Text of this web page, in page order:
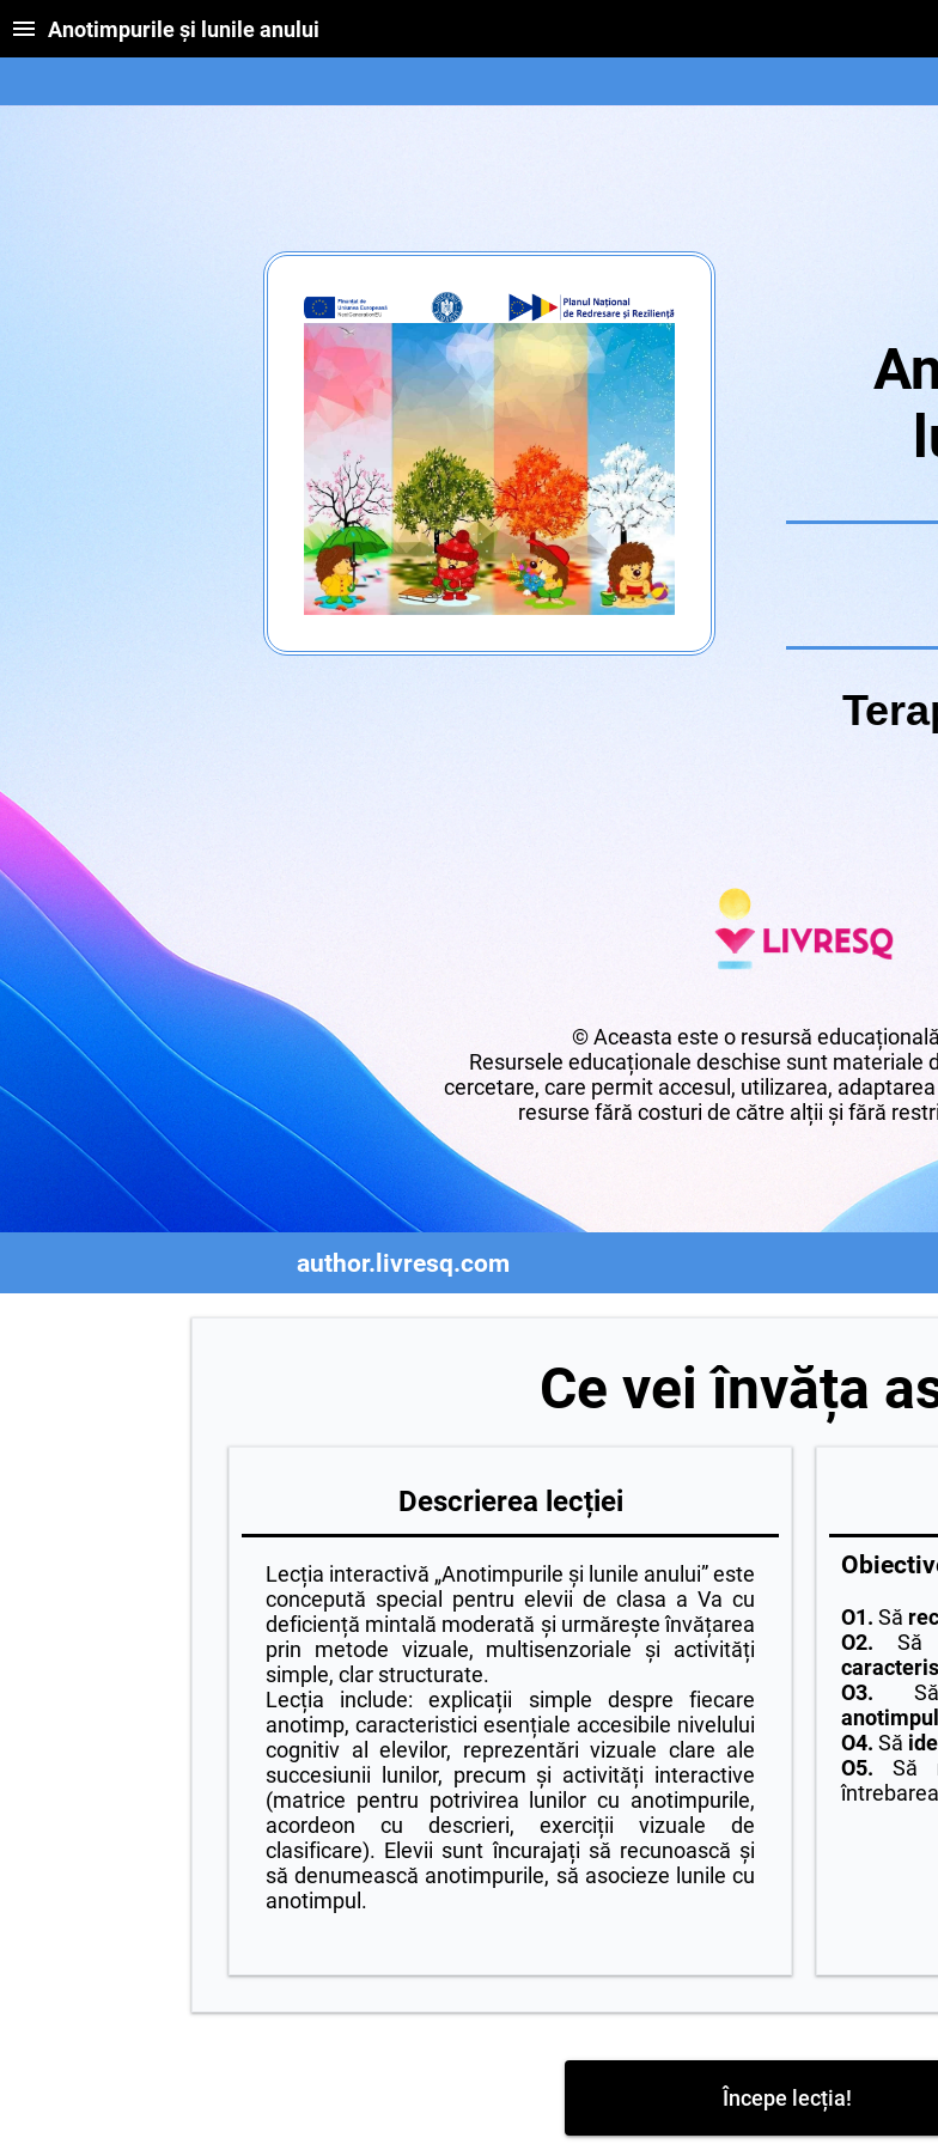
Anotimpurile și lunile anului
© Aceasta este o resursă
Resursele educaționale deschise sunt materiale
cercetare, care permit accesul, utilizarea,
resurse fără costuri de către alții și fără
author.livresq.com
Ce vei învăța
Descrierea lecției
Lecția interactivă „Anotimpurile și lunile anului” este
concepută special pentru elevii de clasa a Va cu
deficiență mintală moderată și urmărește învățarea
prin metode vizuale, multisenzoriale și activități
simple, clar structurate.
Lecția include: explicații simple despre fiecare
anotimp, caracteristici esențiale accesibile nivelului
cognitiv al elevilor, reprezentări vizuale clare ale
succesiunii lunilor, precum și activități interactive
(matrice pentru potrivirea lunilor cu anotimpurile,
acordeon cu descrieri, exerciții vizuale de
clasificare). Elevii sunt încurajați să recunoască și
să denumească anotimpurile, să asocieze lunile cu
anotimpul.
O1. Să r
O2. Să
O3. Să
O4. Să
O5. Să
Începe lecția!